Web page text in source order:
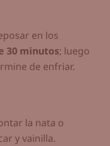
en los
30 minutos; luego
de enfriar.
la nata o
y vainilla.